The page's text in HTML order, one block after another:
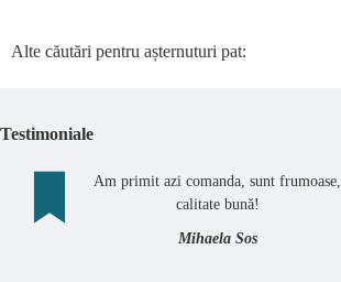
Alte căutări pentru așternuturi pat:
Testimoniale
Am primit azi comanda, sunt frumoase,
calitate bună!
Mihaela Sos